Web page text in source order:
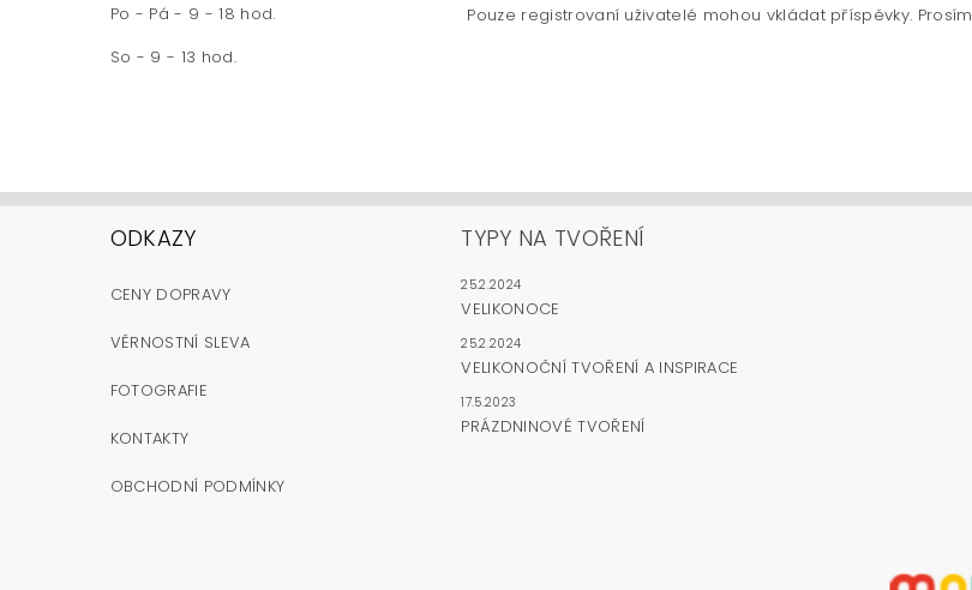
Po - Pá - 9 - 18 hod.
So - 9 - 13 hod.
Pouze registrovaní uživatelé mohou vkládat příspěvky. Prosím
ODKAZY
CENY DOPRAVY
VĚRNOSTNÍ SLEVA
FOTOGRAFIE
KONTAKTY
OBCHODNÍ PODMÍNKY
TYPY NA TVOŘENÍ
25.2.2024
VELIKONOCE
25.2.2024
VELIKONOČNÍ TVOŘENÍ A INSPIRACE
17.5.2023
PRÁZDNINOVÉ TVOŘENÍ